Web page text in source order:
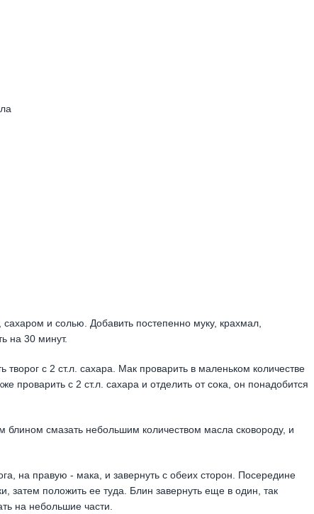
и солью. Добавить постепенно муку, крахмал,
на 30 минут.
творог с 2 ст.л. сахара. Мак проварить в маленьком количестве
проварить с 2 ст.л. сахара и отделить от сока, он понадобится
блином смазать небольшим количеством масла сковороду, и
на правую - мака, и завернуть с обеих сторон. Посередине
затем положить ее туда. Блин завернуть еще в один, так
на небольшие части.